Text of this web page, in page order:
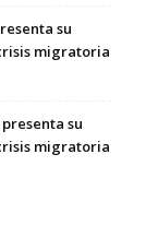
su
migratoria
su
migratoria